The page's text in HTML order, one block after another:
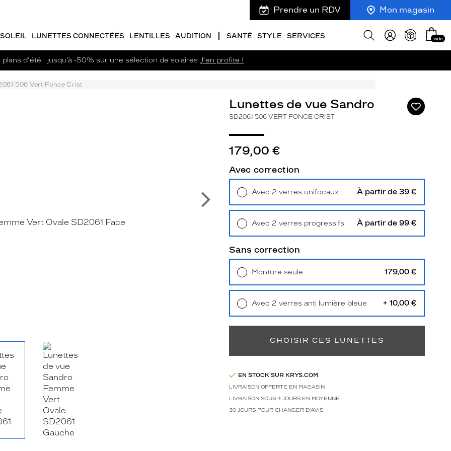
Prendre un RDV Mon magasin
LUNETTES CONNECTÉES LENTILLES AUDITION SANTÉ STYLE SERVICES
Afficher
Mon
panier
vide
plans d'été : jusqu’à -50% sur une sélection de solaires J'en profite !
506 Vert Fonce Crist
Ajouter
à
Suivant
Lunettes de vue Sandro
SD2061 506 VERT FONCE CRIST
179,00 €
Avec correction
Avec 2 verres unifocaux À partir de 39 €
Avec 2 verres progressifs À partir de 99 €
Sans correction
Monture seule 179,00 €
Retrait en magasin Offert
Avec 2 verres anti lumière bleue + 10,00 €
CHOISIR CES LUNETTES
EN STOCK SUR KRYS.COM
LIVRAISON OFFERTE EN MAGASIN
LIVRAISON SOUS 4 JOURS EN MOYENNE
30 JOURS POUR CHANGER D'AVIS